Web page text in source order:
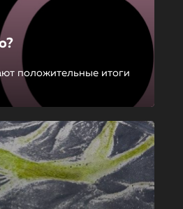
положительные итоги